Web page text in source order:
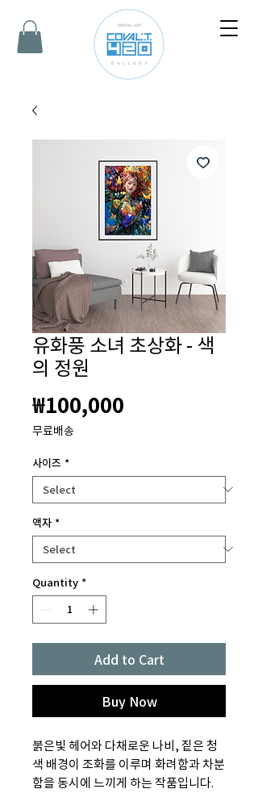
유화풍 소녀 초상화 - 색
의 정원
₩100,000
무료배송
사이즈 *
액자 *
Quantity *
Add to Cart
Buy Now
붉은빛 헤어와 다채로운 나비, 짙은 청
색 배경이 조화를 이루며 화려함과 차분
함을 동시에 느끼게 하는 작품입니다.